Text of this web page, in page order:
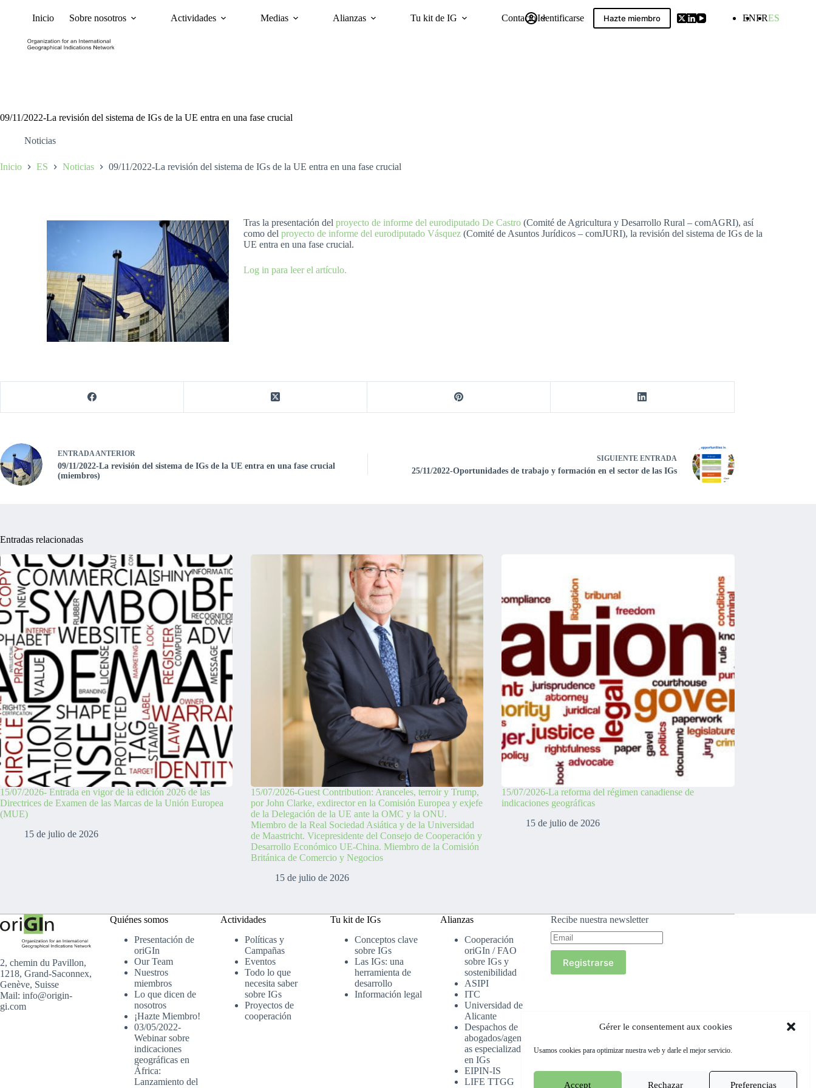
Gérer le consentement aux cookies
Usamos cookies para optimizar nuestra web y darle el mejor servicio.
Accept Rechazar Preferencias
oriGIn Worldwide GIs Compilation
Inicio Sobre nosotros Actividades Medias Alianzas Tu kit de IG ContactoIdentificarse Hazte miembro ENFRES
09/11/2022-La revisión del sistema de IGs de la UE entra en una fase crucial
Noticias
Inicio ES Noticias 09/11/2022-La revisión del sistema de IGs de la UE entra en una fase crucial
Tras la presentación delproyecto de informe del eurodiputado De Castro (Comité de Agricultura y Desarrollo Rural – comAGRI), así
como delproyecto de informe del eurodiputado Vásquez (Comité de Asuntos Jurídicos – comJURI), la revisión del sistema de IGs de la
UE entra en una fase crucial.
Log in para leer el artículo.
ENTRADAANTERIOR
09/11/2022-La revisión del sistema de IGs de la UE entra en una fase crucial
(miembros)
SIGUIENTE ENTRADA
25/11/2022-Oportunidades de trabajo y formación en el sector de las IGs
Entradas relacionadas
15/07/2026- Entrada en vigor de la edición 2026 de las
Directrices de Examen de las Marcas de la Unión Europea
(MUE)
15 de julio de 2026
15/07/2026-Guest Contribution: Aranceles, terroir y Trump,
por John Clarke, exdirector en la Comisión Europea y exjefe
de la Delegación de la UE ante la OMC y la ONU.
Miembro de la Real Sociedad Asiática y de la Universidad
de Maastricht. Vicepresidente del Consejo de Cooperación y
Desarrollo Económico UE-China. Miembro de la Comisión
Británica de Comercio y Negocios
15 de julio de 2026
15/07/2026-La reforma del régimen canadiense de
indicaciones geográficas
15 de julio de 2026
2, chemin du Pavillon,
1218, Grand-Saconnex,
Genève, Suisse
Mail: info@origin-
gi.com
Quiénes somos
Presentación de
oriGIn
Our Team
Nuestros
miembros
Lo que dicen de
nosotros
¡Hazte Miembro!
03/05/2022-
Webinar sobre
indicaciones
geográficas en
África:
Lanzamiento del
Actividades
Políticas y
Campañas
Eventos
Todo lo que
necesita saber
sobre IGs
Proyectos de
cooperación
Tu kit de IGs
Conceptos clave
sobre IGs
Las IGs: una
herramienta de
desarrollo
Información legal
Alianzas
Cooperación
oriGIn / FAO
sobre IGs y
sostenibilidad
ASIPI
ITC
Universidad de
Alicante
Despachos de
abogados/agenci
as especializados
en IGs
EIPIN-IS
LIFE TTGG
Recibe nuestra newsletter
Registrarse